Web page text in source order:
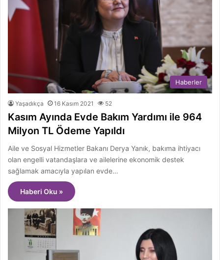
Haberler
Yaşadıkça 16 Kasım 2021 52
Kasım Ayında Evde Bakım Yardımı ile 964
Milyon TL Ödeme Yapıldı
Aile ve Sosyal Hizmetler Bakanı Derya Yanık, bakıma ihtiyacı
olan engelli vatandaşlara ve ailelerine ekonomik destek
sağlamak amacıyla yapılan evde…
Haberi Oku »